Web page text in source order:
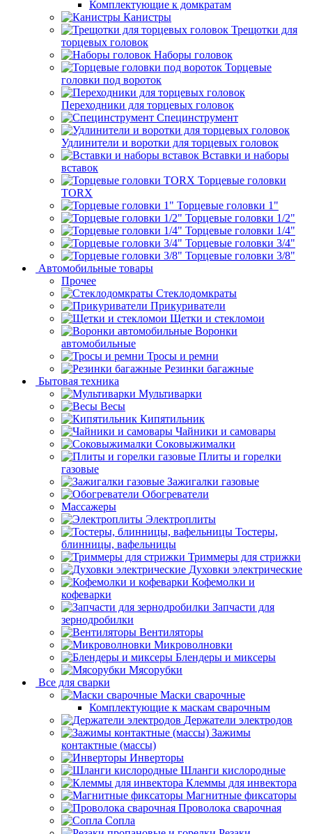
Комплектующие к домкратам
Канистры
Трещотки для
торцевых головок
Наборы головок
Торцевые
головки под вороток
Переходники для торцевых головок
Специнструмент
Удлинители и воротки для торцевых головок
Вставки и наборы
вставок
Торцевые головки
TORX
Торцевые головки 1"
Торцевые головки 1/2"
Торцевые головки 1/4"
Торцевые головки 3/4"
Торцевые головки 3/8"
Автомобильные товары
Прочее
Стеклодомкраты
Прикуриватели
Щетки и стекломои
Воронки
автомобильные
Тросы и ремни
Резинки багажные
Бытовая техника
Мультиварки
Весы
Кипятильник
Чайники и самовары
Соковыжималки
Плиты и горелки
газовые
Зажигалки газовые
Обогреватели
Массажеры
Электроплиты
Тостеры,
блинницы, вафельницы
Триммеры для стрижки
Духовки электрические
Кофемолки и
кофеварки
Запчасти для
зернодробилки
Вентиляторы
Микроволновки
Блендеры и миксеры
Мясорубки
Все для сварки
Маски сварочные
Комплектующие к маскам сварочным
Держатели электродов
Зажимы
контактные (массы)
Инверторы
Шланги кислородные
Клеммы для инвектора
Магнитные фиксаторы
Проволока сварочная
Сопла